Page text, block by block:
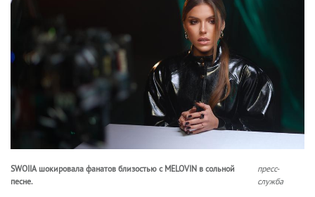
SWOIIA шокировала фанатов близостью с MELOVIN в сольной
песне.
пресс-
служба